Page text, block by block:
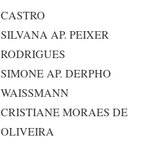
CASTRO
SILVANA AP. PEIXER
RODRIGUES
SIMONE AP. DERPHO
WAISSMANN
CRISTIANE MORAES DE
OLIVEIRA